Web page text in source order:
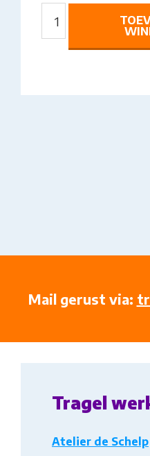
ZEEUWS
AANTAL
Mail gerust via:
Tragel
Atelier de Schelp